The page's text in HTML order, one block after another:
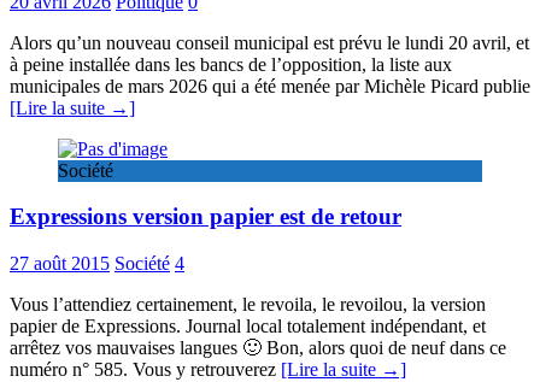
Alors qu’un nouveau conseil municipal est prévu le lundi 20 avril, et
à peine installée dans les bancs de l’opposition, la liste aux
municipales de mars 2026 qui a été menée par Michèle Picard publie
[Lire la suite →]
Société
Expressions version papier est de retour
27 août 2015 Société 4
Vous l’attendiez certainement, le revoila, le revoilou, la version
papier de Expressions. Journal local totalement indépendant, et
arrêtez vos mauvaises langues 🙂 Bon, alors quoi de neuf dans ce
numéro n° 585. Vous y retrouverez [Lire la suite →]